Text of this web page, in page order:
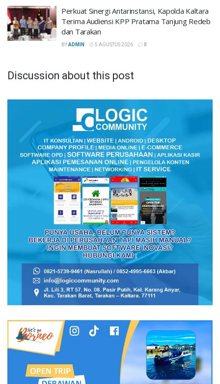
Perkuat Sinergi Antarinstansi, Kapolda Kaltara
Terima Audiensi KPP Pratama Tanjung Redeb
dan Tarakan
BYADMIN 5 AGUSTUS 2026 0
Discussion about this post